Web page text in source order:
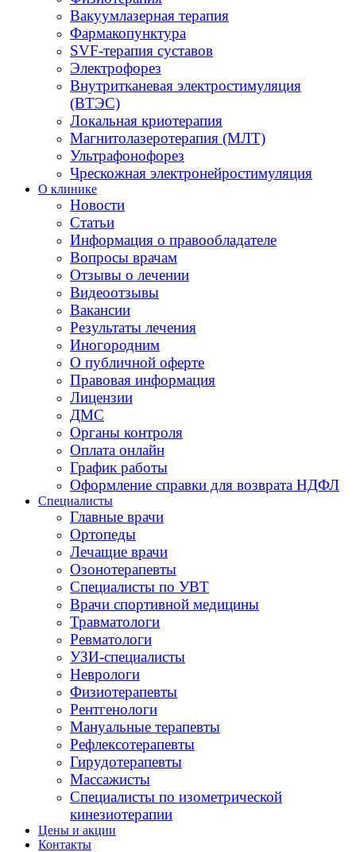
Вакуумлазерная терапия
Фармакопунктура
SVF-терапия суставов
Электрофорез
Внутритканевая электростимуляция
(ВТЭС)
Локальная криотерапия
Магнитолазеротерапия (МЛТ)
Ультрафонофорез
Чрескожная электронейростимуляция
О клинике
Новости
Статьи
Информация о правообладателе
Вопросы врачам
Отзывы о лечении
Видеоотзывы
Вакансии
Результаты лечения
Иногородним
О публичной оферте
Правовая информация
Лицензии
ДМС
Органы контроля
Оплата онлайн
График работы
Оформление справки для возврата НДФЛ
Специалисты
Главные врачи
Ортопеды
Лечащие врачи
Озонотерапевты
Специалисты по УВТ
Врачи спортивной медицины
Травматологи
Ревматологи
УЗИ-специалисты
Неврологи
Физиотерапевты
Рентгенологи
Мануальные терапевты
Рефлексотерапевты
Гирудотерапевты
Массажисты
Специалисты по изометрической
кинезиотерапии
Цены и акции
Контакты